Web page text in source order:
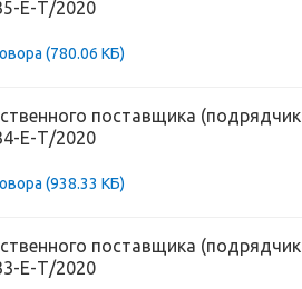
Е-Т/2020
(780.06 КБ)
поставщика
Е-Т/2020
(938.33 КБ)
поставщика
Е-Т/2020